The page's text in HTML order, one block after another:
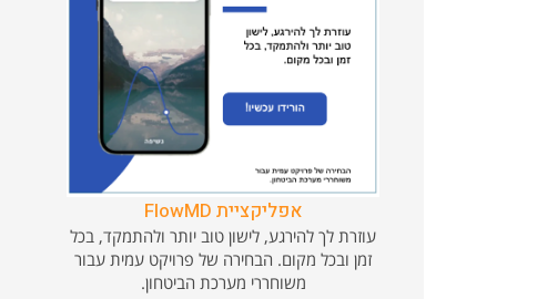
אפליקציית FlowMD
עוזרת לך להירגע, לישון טוב יותר ולהתמקד, בכל
זמן ובכל מקום. הבחירה של פרויקט עמית עבור
משוחררי מערכת הביטחון.